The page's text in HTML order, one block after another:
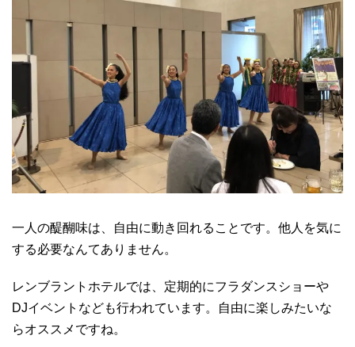
一人の醍醐味は、自由に動き回れることです。他人を気に
する必要なんてありません。
レンブラントホテルでは、定期的にフラダンスショーや
DJイベントなども行われています。自由に楽しみたいな
らオススメですね。